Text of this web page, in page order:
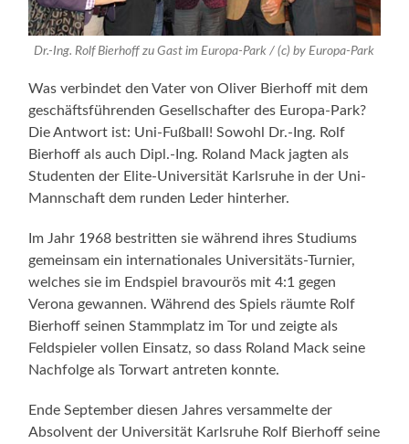
Dr.-Ing. Rolf Bierhoff zu Gast im Europa-Park / (c) by Europa-Park
Was verbindet den Vater von Oliver Bierhoff mit dem
geschäftsführenden Gesellschafter des Europa-Park?
Die Antwort ist: Uni-Fußball! Sowohl Dr.-Ing. Rolf
Bierhoff als auch Dipl.-Ing. Roland Mack jagten als
Studenten der Elite-Universität Karlsruhe in der Uni-
Mannschaft dem runden Leder hinterher.
Im Jahr 1968 bestritten sie während ihres Studiums
gemeinsam ein internationales Universitäts-Turnier,
welches sie im Endspiel bravourös mit 4:1 gegen
Verona gewannen. Während des Spiels räumte Rolf
Bierhoff seinen Stammplatz im Tor und zeigte als
Feldspieler vollen Einsatz, so dass Roland Mack seine
Nachfolge als Torwart antreten konnte.
Ende September diesen Jahres versammelte der
Absolvent der Universität Karlsruhe Rolf Bierhoff seine